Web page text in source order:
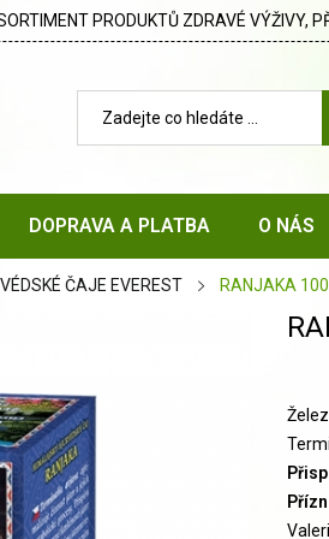
PRODUKTŮ ZDRAVÉ VÝŽIVY,
DOPRAVA A PLATBA O NÁS
ČAJE EVEREST RANJAKA